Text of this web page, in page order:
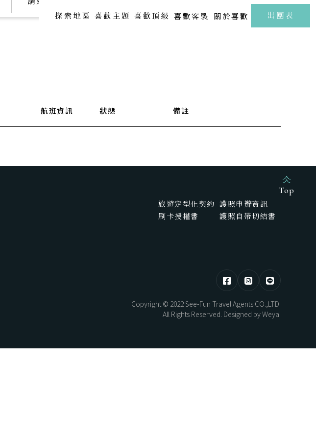
探索地區
喜歡日本
中部 | 北陸・新潟・長野
東部 | 花蓮 · 台東
喜歡主題
喜歡主題
新春海街漫旅．古都鎌倉江之浦5日
SAGA
熊本煥活．漫步佐賀之旅5日
喜歡頂級
喜歡頂級
樂聲飛揚駿河灣．靜岡溫泉雅宿6日
HOKKAIDO
北海道望樓連泊．湖光共生自然極境5
喜歡客製 關於喜歡 出團表
航班資訊 狀態 備註
旅遊定型化契約 護照申辦資訊
刷卡授權書
護照自帶切結書
Copyright © 2022 See-Fun Travel Agents CO.,LTD.
All Rights Reserved. Designed byWeya.
Top